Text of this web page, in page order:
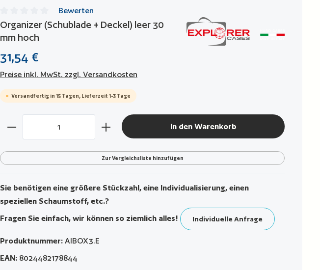
Durchschnittliche Bewertung von 0 von 5 Sternen
Bewerten
Organizer (Schublade + Deckel) leer 30
mm hoch
31,54 €
Preise inkl. MwSt. zzgl. Versandkosten
Versandfertig in 15 Tagen, Lieferzeit 1-3 Tage
Produkt Anzahl: Gib den gewünschten Wert ein oder benutze die
In den Warenkorb
Zur Vergleichsliste hinzufügen
Sie benötigen eine größere Stückzahl, eine Individualisierung, einen
speziellen Schaumstoff, etc.?
Fragen Sie einfach, wir können so ziemlich alles!
Individuelle Anfrage
Produktnummer: AIBOX3.E
EAN: 8024482178844